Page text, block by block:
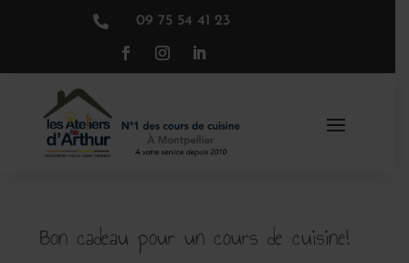
 09 75 54 41 23
Bon cadeau pour un cours de cuisine!